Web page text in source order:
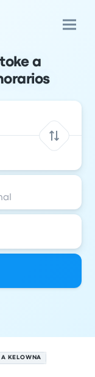
a
A KELOWNA